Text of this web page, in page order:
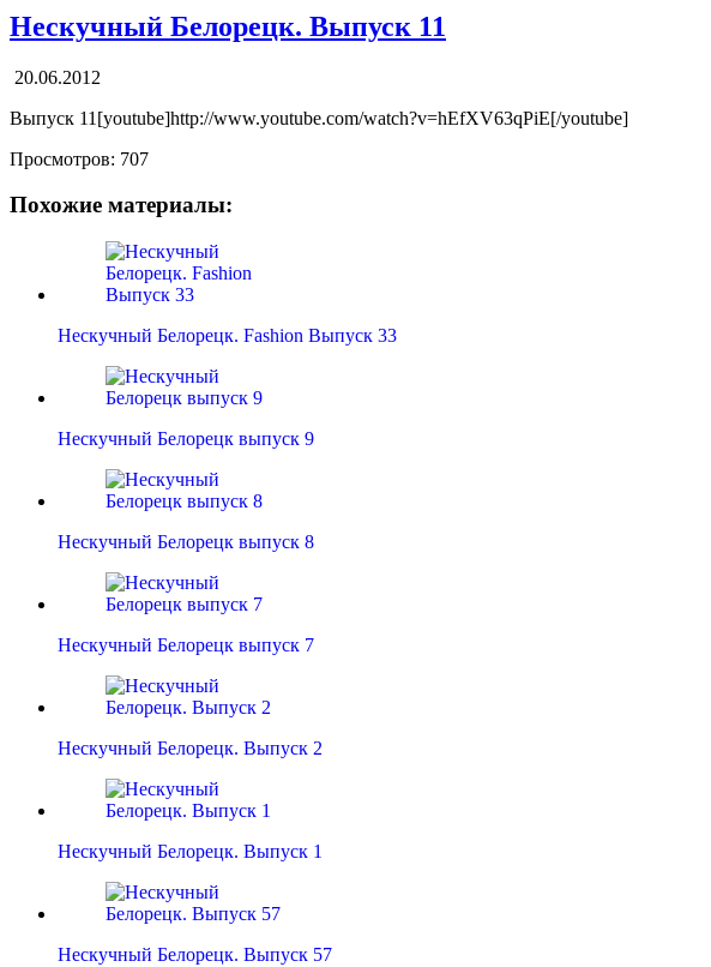
Нескучный Белорецк. Выпуск 11
20.06.2012
Выпуск 11[youtube]http://www.youtube.com/watch?v=hEfXV63qPiE[/youtube]
Просмотров: 707
Похожие материалы:
Нескучный Белорецк. Fashion Выпуск 33
Нескучный Белорецк выпуск 9
Нескучный Белорецк выпуск 8
Нескучный Белорецк выпуск 7
Нескучный Белорецк. Выпуск 2
Нескучный Белорецк. Выпуск 1
Нескучный Белорецк. Выпуск 57